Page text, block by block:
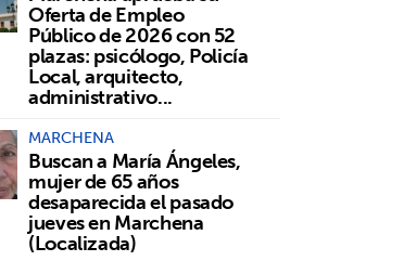
Oferta de Empleo
Público de 2026 con 52
plazas: psicólogo, Policía
Local, arquitecto,
administrativo...
MARCHENA
Buscan a María Ángeles,
mujer de 65 años
desaparecida el pasado
jueves en Marchena
(Localizada)